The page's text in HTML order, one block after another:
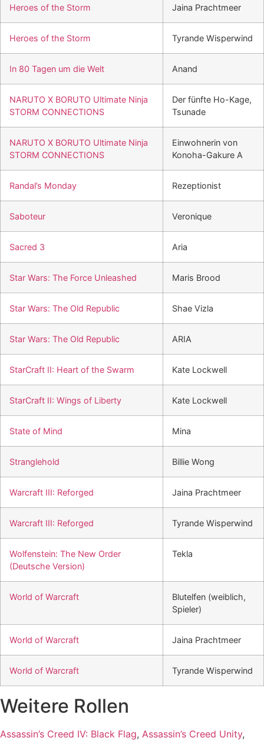
Heroes of the Storm Jaina Prachtmeer
Heroes of the Storm Tyrande Wisperwind
In 80 Tagen um die Welt Anand
NARUTO X BORUTO Ultimate Ninja
STORM CONNECTIONS
Der fünfte Ho-Kage,
Tsunade
NARUTO X BORUTO Ultimate Ninja
STORM CONNECTIONS
Einwohnerin von
Konoha-Gakure A
Randal’s Monday Rezeptionist
Saboteur Veronique
Sacred 3 Aria
Star Wars: The Force Unleashed Maris Brood
Star Wars: The Old Republic Shae Vizla
Star Wars: The Old Republic ARIA
StarCraft II: Heart of the Swarm Kate Lockwell
StarCraft II: Wings of Liberty Kate Lockwell
State of Mind Mina
Stranglehold Billie Wong
Warcraft III: Reforged Jaina Prachtmeer
Warcraft III: Reforged Tyrande Wisperwind
Wolfenstein: The New Order
(Deutsche Version)
Tekla
World of Warcraft
Blutelfen (weiblich,
Spieler)
World of Warcraft Jaina Prachtmeer
World of Warcraft Tyrande Wisperwind
Weitere Rollen
Assassin’s Creed IV: Black Flag, Assassin’s Creed Unity,